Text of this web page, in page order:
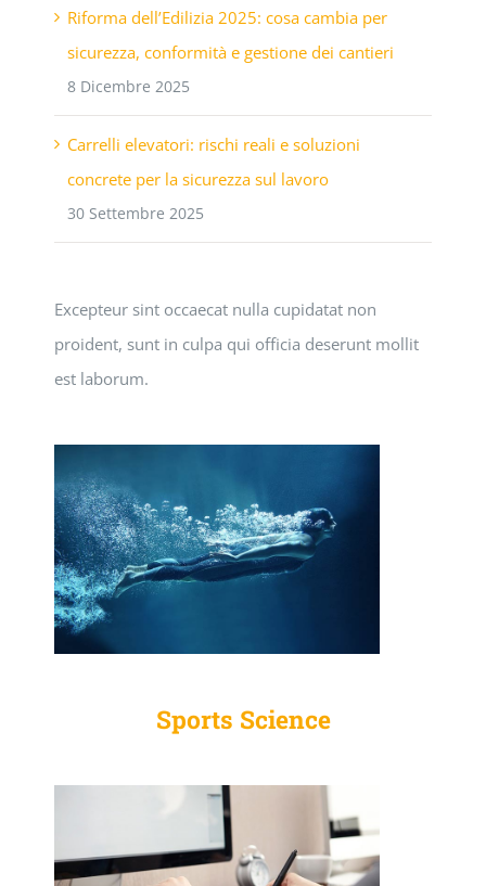
Riforma dell’Edilizia 2025: cosa cambia per
sicurezza, conformità e gestione dei cantieri
8 Dicembre 2025
Carrelli elevatori: rischi reali e soluzioni
concrete per la sicurezza sul lavoro
30 Settembre 2025
Excepteur sint occaecat nulla cupidatat non
proident, sunt in culpa qui officia deserunt mollit
est laborum.
Sports Science